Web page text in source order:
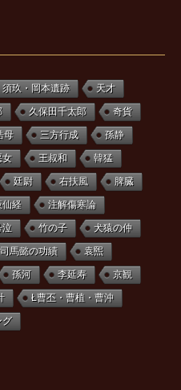
須玖・岡本遺跡 天才
久保田千太郎 奇貨
母 三方行成 孫静
女 王叔和 韓猛
廷尉 右扶風 脾臓
仙経 注解傷寒論
泣 竹の子 犬猿の仲
司馬懿の功績 袁煕
孫河 李延寿 京観
Ł曹丕・曹植・曹沖
グ